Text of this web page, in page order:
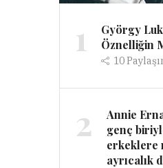
1
György
Öznelliğin
10
2
Annie
genç
erkeklere
ayrıcalık